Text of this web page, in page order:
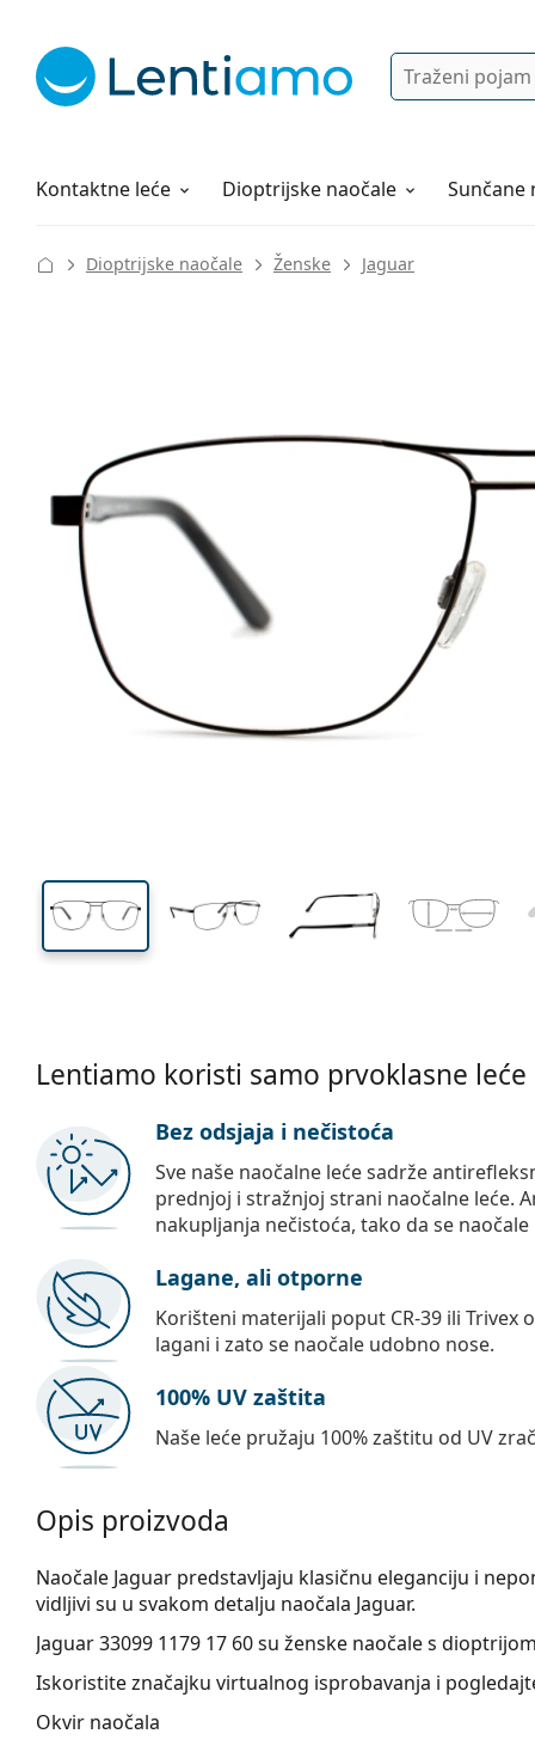
Pretraga
Kontaktne leće
Otopine za leće Dioptrijske naočale Sunčane
Sve o kupovini
Dioptrijske naočale Ženske Jaguar
44 mm
Visina leće
60 mm
Širina leće
Lentiamo koristi samo prvoklasne leće
Bez odsjaja i nečistoća
Sve naše naočalne leće sadrže
prednjoj i stražnjoj strani naočalne leće.
nakupljanja nečistoća, tako da se naočale
Lagane, ali otporne
Korišteni materijali poput CR-39 ili Trivex
lagani i zato se naočale udobno nose.
100% UV zaštita
Naše leće pružaju 100% zaštitu od UV
Opis proizvoda
Naočale Jaguar predstavljaju klasičnu eleganciju i
vidljivi su u svakom detalju naočala Jaguar.
Jaguar 33099 1179 17 60su ženske naočale s
Iskoristite značajku virtualnog isprobavanja i
Okvir naočala